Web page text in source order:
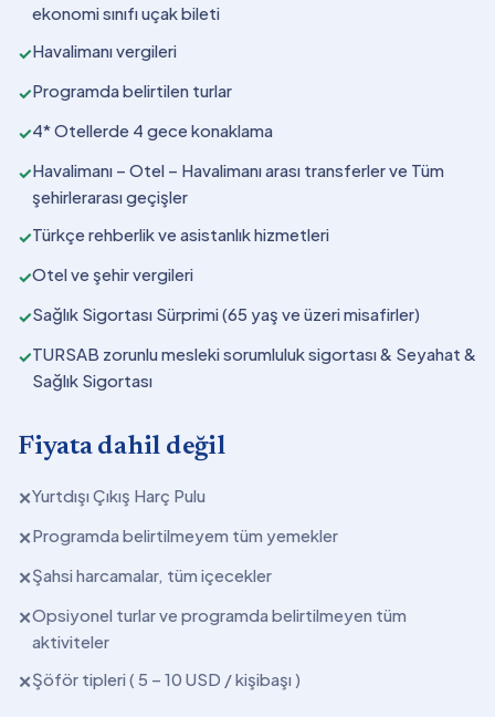
ekonomi sınıfı uçak bileti
✓Havalimanı vergileri
✓Programda belirtilen turlar
✓4* Otellerde 4 gece konaklama
✓Havalimanı – Otel – Havalimanı arası transferler ve Tüm
şehirlerarası geçişler
✓Türkçe rehberlik ve asistanlık hizmetleri
✓Otel ve şehir vergileri
✓Sağlık Sigortası Sürprimi (65 yaş ve üzeri misafirler)
✓TURSAB zorunlu mesleki sorumluluk sigortası & Seyahat &
Sağlık Sigortası
Fiyata dahil değil
✕Yurtdışı Çıkış Harç Pulu
✕Programda belirtilmeyem tüm yemekler
✕Şahsi harcamalar, tüm içecekler
✕Opsiyonel turlar ve programda belirtilmeyen tüm
aktiviteler
✕Şöför tipleri ( 5 – 10 USD / kişibaşı )